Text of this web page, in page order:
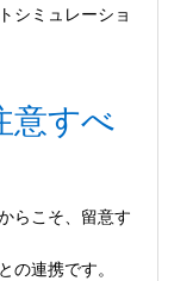
シミュレーショ
意すべ
らこそ、留意す
の連携です。